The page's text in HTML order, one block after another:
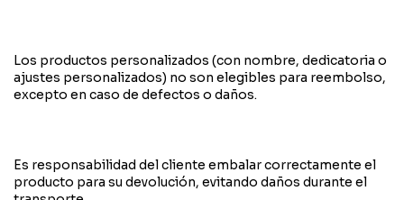
Los productos personalizados (con nombre, dedicatoria o
ajustes personalizados) no son elegibles para reembolso,
excepto en caso de defectos o daños.
Es responsabilidad del cliente embalar correctamente el
producto para su devolución, evitando daños durante el